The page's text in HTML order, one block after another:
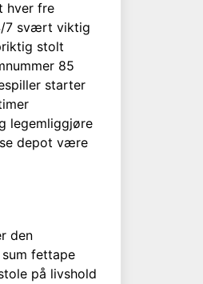
hver fre
7 svært viktig
stolt
85
starter
legemliggjøre
depot være
den
fettape
på livshold